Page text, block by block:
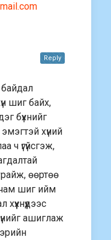
шиг байх,
бүхнийг
хүний
ч үгүйсгэж,
өөртөө
чам шиг ийм
ашиглаж
Reply